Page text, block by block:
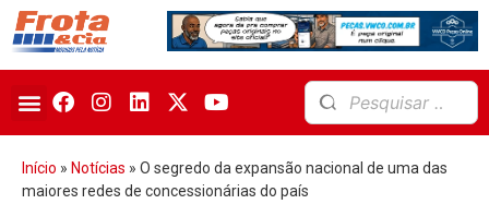
Início » Notícias » O segredo da expansão nacional de uma das
maiores redes de concessionárias do país